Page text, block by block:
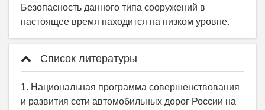
Безопасность данного типа сооружений в
настоящее время находится на низком уровне.
Список литературы
1. Национальная программа совершенствования
и развития сети автомобильных дорог России на